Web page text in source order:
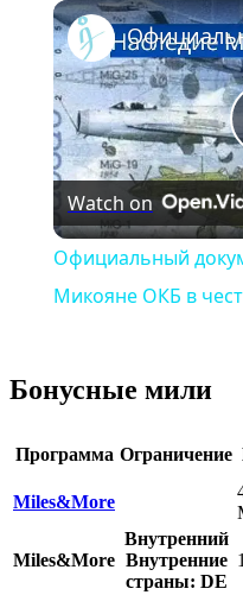
Play Unmute
Watch on
Официальный
Микояне ОКБ в
Бонусные мили
Программа Ограничение
Miles&More
Miles&More
Внутренний
Внутренние
страны: DE